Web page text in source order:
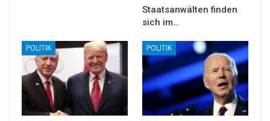
Staatsanwälten finden
sich im…
POLITIK POLITIK